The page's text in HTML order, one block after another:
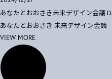
あなたとおおさき未来デザイン会議
あなたとおおさき 未来デザイン会議
VIEW MORE